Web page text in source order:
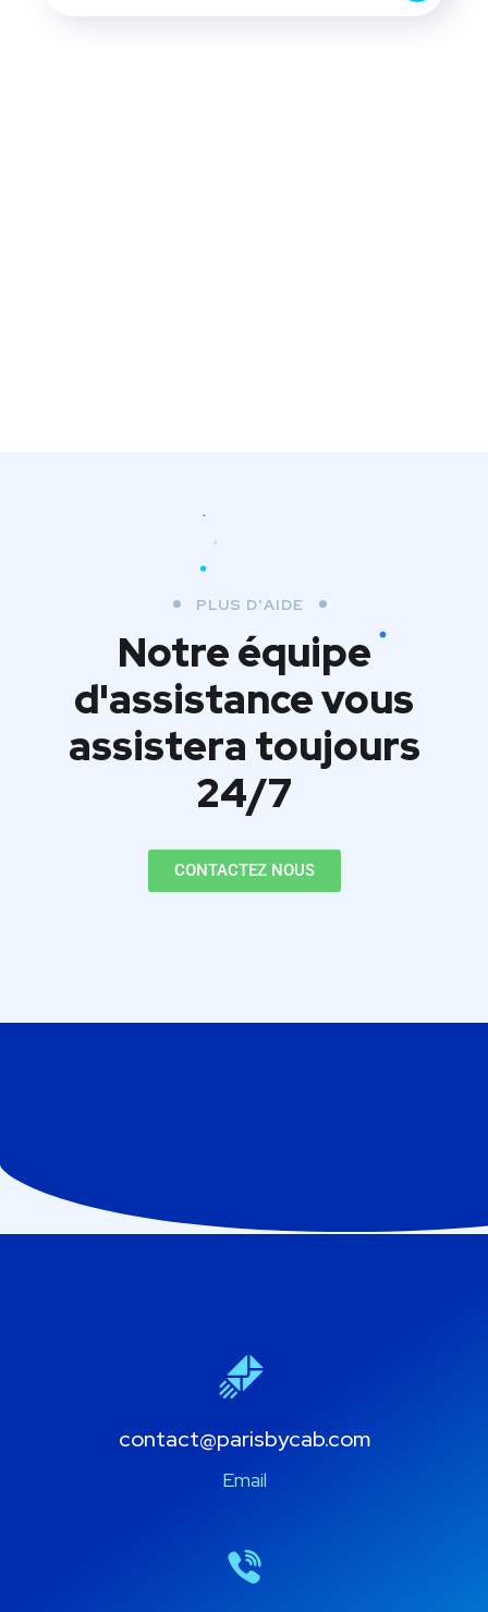
PLUS D'AIDE
Notre équipe
d'assistancevous
assistera toujours
24/7
CONTACTEZ NOUS
contact@parisbycab.com
Email